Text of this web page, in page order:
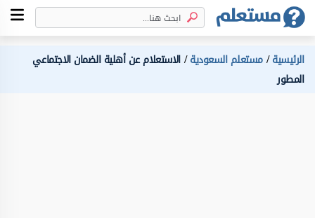
الرئيسية مستعلم السعودية الاستعلام عن أهلية الضمان الاجتماعي
المطور